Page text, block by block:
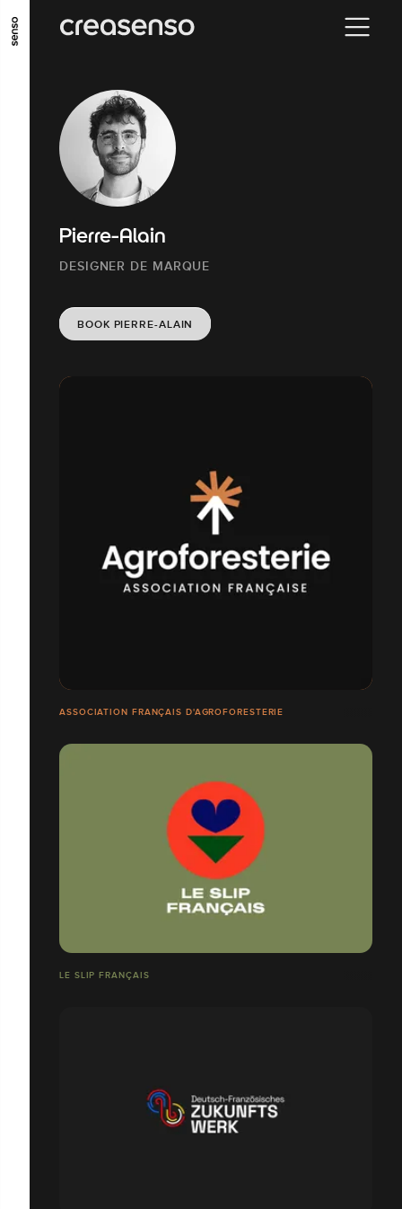
GO TO MAIN CONTENT GO TO MAIN MENU
Pierre-Alain
DESIGNER DE MARQUE
BOOK PIERRE-ALAIN
ASSOCIATION FRANÇAIS D'AGROFORESTERIE
LE SLIP FRANÇAIS